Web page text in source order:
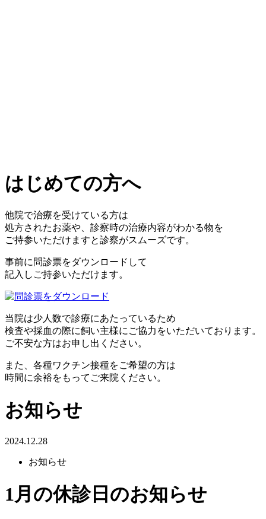
はじめての方へ
他院で治療を受けている方は
処方されたお薬や、診察時の治療内容がわかる物を
ご持参いただけますと診察がスムーズです。
事前に問診票をダウンロードして
記入しご持参いただけます。
当院は少人数で診療にあたっているため
検査や採血の際に飼い主様にご協力をいただいております。
ご不安な方はお申し出ください。
また、各種ワクチン接種をご希望の方は
時間に余裕をもってご来院ください。
お知らせ
2024.12.28
お知らせ
1月の休診日のお知らせ